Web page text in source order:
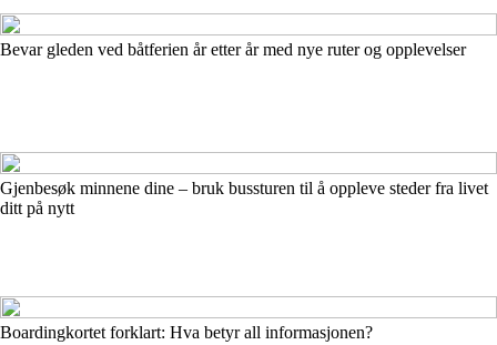
Bevar gleden ved båtferien år etter år med nye ruter og opplevelser
Gjenbesøk minnene dine – bruk bussturen til å oppleve steder fra livet
ditt på nytt
Boardingkortet forklart: Hva betyr all informasjonen?